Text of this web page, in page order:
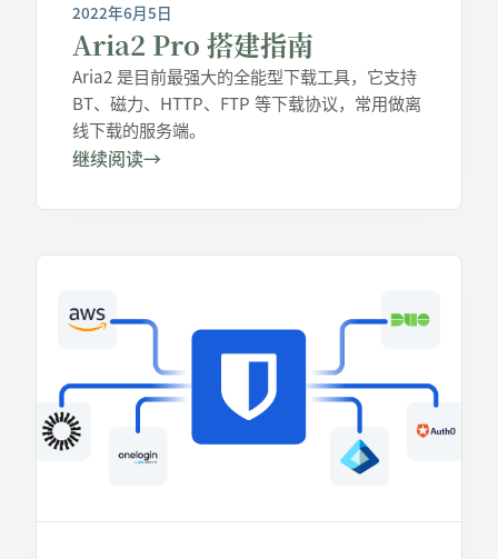
2022年6月5日
Aria2 Pro 搭建指南
Aria2 是目前最强大的全能型下载工具，它支持
BT、磁力、HTTP、FTP 等下载协议，常用做离
线下载的服务端。
继续阅读→